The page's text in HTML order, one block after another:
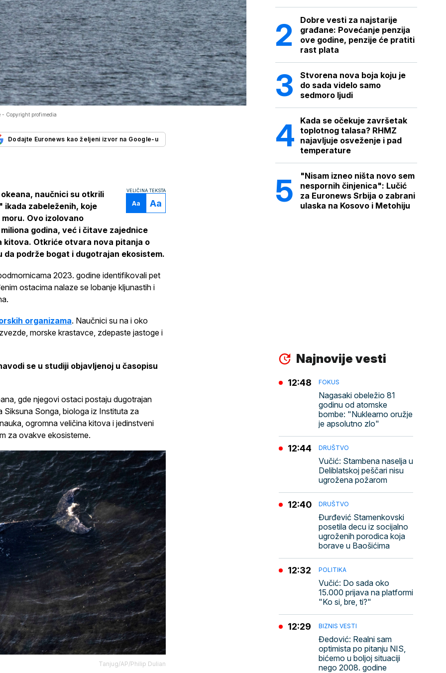
- Copyright profimedia
Dodajte Euronews kao željeni izvor na Google-u
VELIČINA TEKSTA
Aa Aa
naučnici su otkrili
zabeleženih, koje
Ovo izolovano
godina, već i čitave zajednice
kitova. Otkriće otvara nova pitanja o
da podrže bogat i dugotrajan ekosistem.
2023. godine identifikovali pet
ostacima nalaze se lobanje kljunastih i
organizama. Naučnici su na i oko
morske krastavce, zdepaste jastoge i
se u studiji objavljenoj u časopisu
gde njegovi ostaci postaju dugotrajan
Siksuna Songa, biologa iz Instituta za
ogromna veličina kitova i jedinstveni
za ovakve ekosisteme.
Tanjug/AP/Philip Dulian
Dobre vesti za najstarije
građane: Povećanje penzija
ove godine, penzije će pratiti
rast plata
Stvorena nova boja koju je
do sada videlo samo
sedmoro ljudi
Kada se očekuje završetak
toplotnog talasa? RHMZ
najavljuje osveženje i pad
temperature
"Nisam izneo ništa novo sem
nespornih činjenica": Lučić
za Euronews Srbija o zabrani
ulaska na Kosovo i Metohiju
Najnovije vesti
FOKUS
Nagasaki obeležio 81
godinu od atomske
bombe: "Nuklearno oružje
je apsolutno zlo"
12:48
DRUŠTVO
Vučić: Stambena naselja u
Deliblatskoj peščari nisu
ugrožena požarom
12:44
DRUŠTVO
Đurđević Stamenkovski
posetila decu iz socijalno
ugroženih porodica koja
borave u Baošićima
12:40
POLITIKA
Vučić: Do sada oko
15.000 prijava na platformi
"Ko si, bre, ti?"
12:32
BIZNIS VESTI
Đedović: Realni sam
optimista po pitanju NIS,
bićemo u boljoj situaciji
nego 2008. godine
12:29